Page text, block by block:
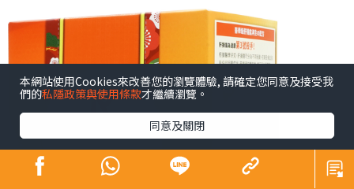
本網站使用Cookies來改善您的瀏覽體驗, 請確定您同意及接受我
們的私隱政策與使用條款才繼續瀏覽。
同意及關閉